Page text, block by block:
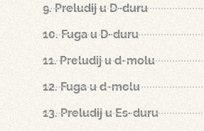
9. Preludij u D-duru
10. Fuga u D-duru
11. Preludij u d-molu
12. Fuga u d-molu
13. Preludij u Es-duru